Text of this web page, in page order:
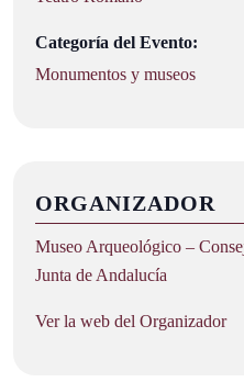
Categoría del Evento:
Monumentos y museos
ORGANIZADOR
Museo Arqueológico –
Junta de Andalucía
Ver la web del Organizador